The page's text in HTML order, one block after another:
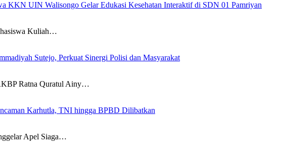
KKN UIN Walisongo Gelar Edukasi Kesehatan Interaktif di SDN 01 Pamriyan
Kuliah…
Sutejo, Perkuat Sinergi Polisi dan Masyarakat
Ratna Quratul Ainy…
Karhutla, TNI hingga BPBD Dilibatkan
Apel Siaga…